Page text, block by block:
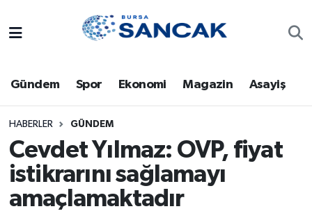
Gündem Spor Ekonomi Magazin Asayiş
HABERLER GÜNDEM
Cevdet Yılmaz: OVP, fiyat
istikrarını sağlamayı
amaçlamaktadır
Bursa
Dünya
Eğitim
Ekonomi
Trafik Durumu
Süper Lig Puan Durumu ve Fikstür
Tüm Manşetler
Son Dakika Haberleri